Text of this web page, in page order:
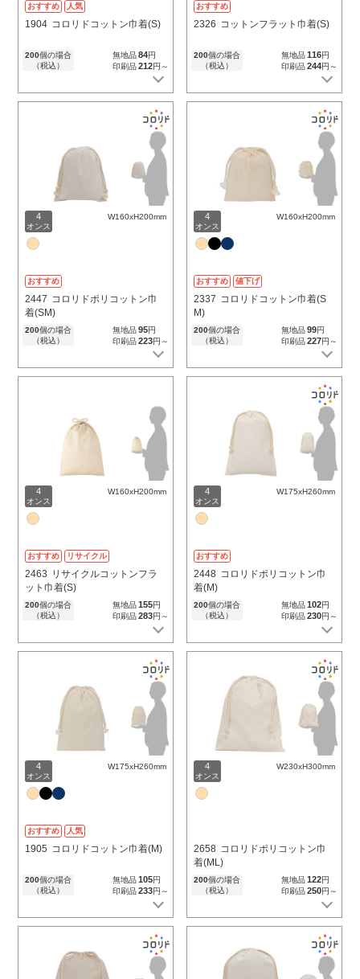
おすすめ 人気
1904 コロリドコットン巾着(S)
200個の場合
（税込）
無地品84円
印刷品212円～
おすすめ
2326 コットンフラット巾着(S)
200個の場合
（税込）
無地品116円
印刷品244円～
4
オンス
W160xH200mm
おすすめ
2447 コロリドポリコットン巾
着(SM)
200個の場合
（税込）
無地品95円
印刷品223円～
4
オンス
W160xH200mm
おすすめ 値下げ
2337 コロリドコットン巾着(S
M)
200個の場合
（税込）
無地品99円
印刷品227円～
4
オンス
W160xH200mm
おすすめ リサイクル
2463 リサイクルコットンフラ
ット巾着(S)
200個の場合
（税込）
無地品155円
印刷品283円～
4
オンス
W175xH260mm
おすすめ
2448 コロリドポリコットン巾
着(M)
200個の場合
（税込）
無地品102円
印刷品230円～
4
オンス
W175xH260mm
おすすめ 人気
1905 コロリドコットン巾着(M)
200個の場合
（税込）
無地品105円
印刷品233円～
4
オンス
W230xH300mm
2658 コロリドポリコットン巾
着(ML)
200個の場合
（税込）
無地品122円
印刷品250円～